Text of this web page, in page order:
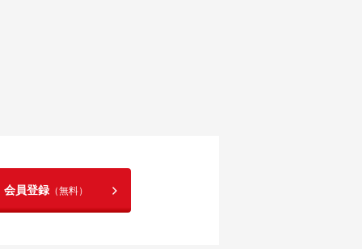
会員登録 （無料）